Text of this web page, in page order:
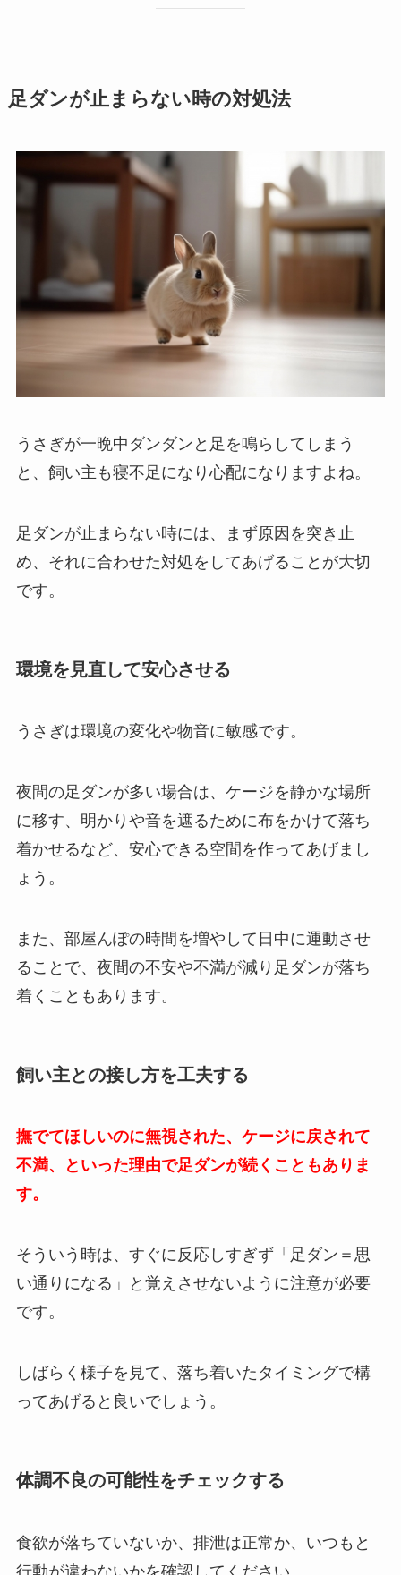
足ダンが止まらない時の対処法
うさぎが一晩中ダンダンと足を鳴らしてしまう
と、飼い主も寝不足になり心配になりますよね。
足ダンが止まらない時には、まず原因を突き止
め、それに合わせた対処をしてあげることが大切
です。
環境を見直して安心させる
うさぎは環境の変化や物音に敏感です。
夜間の足ダンが多い場合は、ケージを静かな場所
に移す、明かりや音を遮るために布をかけて落ち
着かせるなど、安心できる空間を作ってあげまし
ょう。
また、部屋んぽの時間を増やして日中に運動させ
ることで、夜間の不安や不満が減り足ダンが落ち
着くこともあります。
飼い主との接し方を工夫する
撫でてほしいのに無視された、ケージに戻されて
不満、といった理由で足ダンが続くこともありま
す。
そういう時は、すぐに反応しすぎず「足ダン＝思
い通りになる」と覚えさせないように注意が必要
です。
しばらく様子を見て、落ち着いたタイミングで構
ってあげると良いでしょう。
体調不良の可能性をチェックする
食欲が落ちていないか、排泄は正常か、いつもと
行動が違わないかを確認してください。